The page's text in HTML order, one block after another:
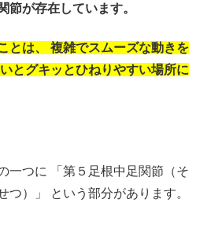
節が存在しています。
とは、
複雑でスムーズな動きを
とグキッとひねりやすい場所に
一つに
「第５足根中足関節（そ
つ）」
という部分があります。